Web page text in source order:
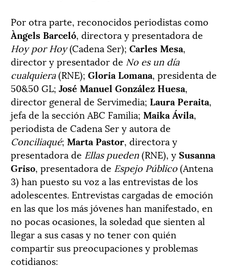
Por otra parte, reconocidos periodistas como
Àngels Barceló, directora y presentadora de
Hoy por Hoy(Cadena Ser); Carles Mesa,
director y presentador de No es un día
cualquiera(RNE); Gloria Lomana, presidenta de
50&50 GL; José Manuel González Huesa,
director general de Servimedia; Laura Peraita,
jefa de la sección ABC Familia; Maika Ávila,
periodista de Cadena Ser y autora de
Conciliaqué; Marta Pastor, directora y
presentadora de Ellas pueden(RNE), ySusanna
Griso, presentadora de Espejo Público(Antena
3) han puesto su voz a las entrevistas de los
adolescentes. Entrevistas cargadas de emoción
en las que los más jóvenes han manifestado, en
no pocas ocasiones, la soledad que sienten al
llegar a sus casas y no tener con quién
compartir sus preocupaciones y problemas
cotidianos: